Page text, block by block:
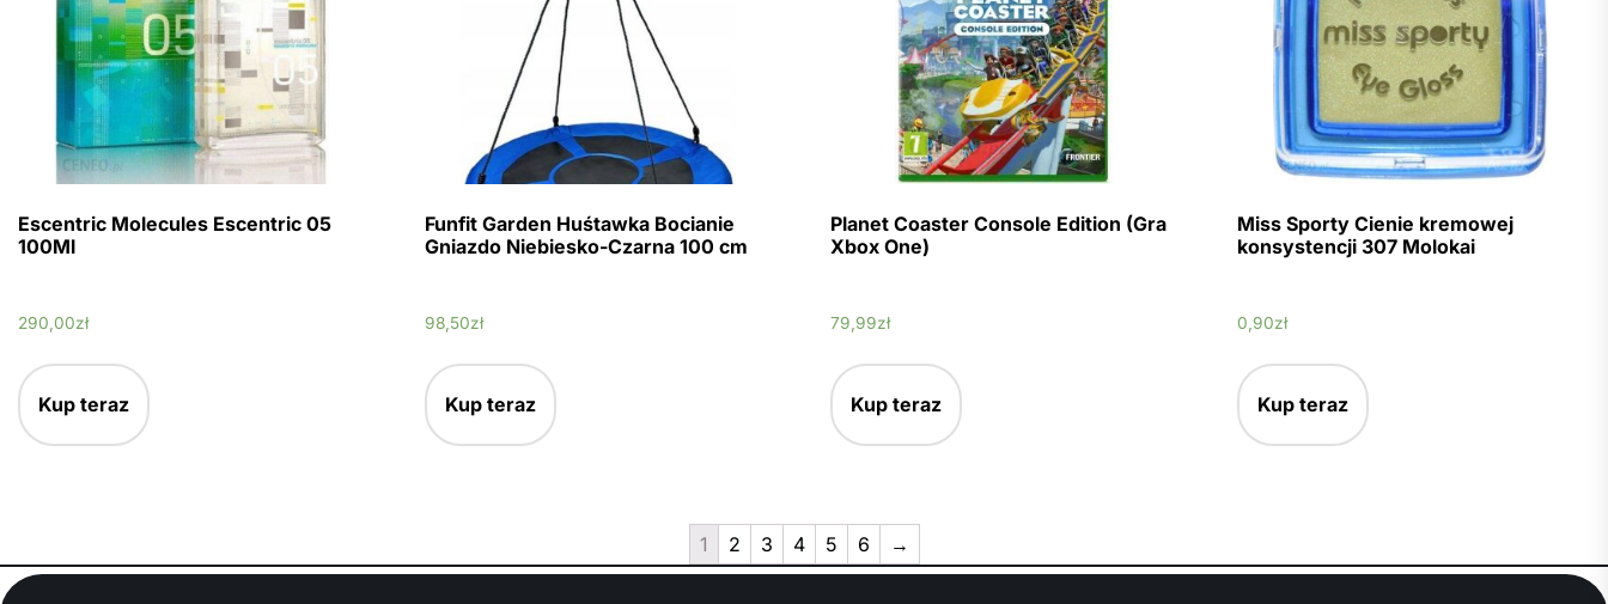
Escentric Molecules Escentric 05
100Ml
290,00zł
Kup teraz
Funfit Garden Huśtawka Bocianie
Gniazdo Niebiesko-Czarna 100 cm
98,50zł
Kup teraz
Planet Coaster Console Edition (Gra
Xbox One)
79,99zł
Kup teraz
Miss Sporty Cienie kremowej
konsystencji 307 Molokai
0,90zł
Kup teraz
1 2 3 4 5 6 →